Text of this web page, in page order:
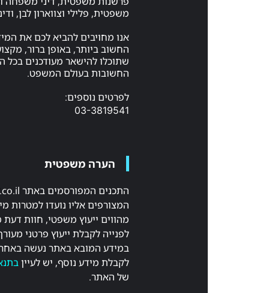
משפטית, פלילי וצווארון לבן,
אנו מחויבים להביא לכם את
החשוב ביותר, באופן ברור,
שתוכלו להישאר מעודכנים בכל
החשובות בעולם המשפט.
לפרטים נוספים:
03-3819541
הערה משפטית
המצורפים אליו נועדו למטרות
מהווים ייעוץ משפטי, חוות
לפנייה לקבלת ייעוץ פרטני
במידע המובא באתר נעשה
לקבלת מידע נוסף, יש לעיין
של האתר.